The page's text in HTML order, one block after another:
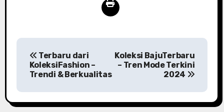
s
Terbaru dari
KoleksiFashion –
Trendi & Berkualitas
Koleksi BajuTerbaru
– Tren Mode Terkini
2024